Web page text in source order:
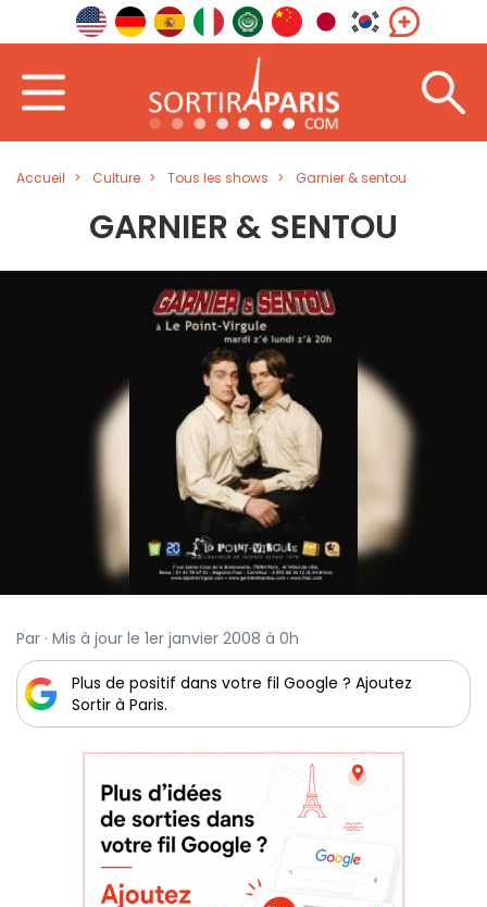
Accueil Culture Tous les shows Garnier & sentou
GARNIER & SENTOU
Par · Mis à jour le 1er janvier 2008 à 0h
Plus de positif dans votre fil Google ? Ajoutez
Sortir à Paris.